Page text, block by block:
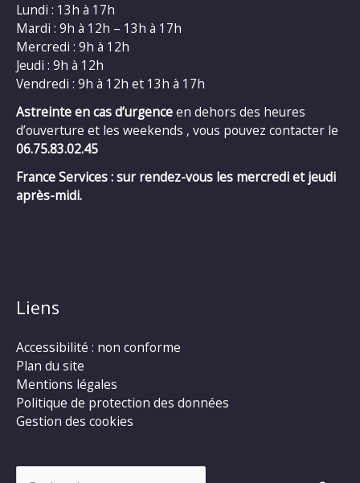
Lundi : 13h à 17h
Mardi : 9h à 12h – 13h à 17h
Mercredi : 9h à 12h
Jeudi : 9h à 12h
Vendredi : 9h à 12h et 13h à 17h
Astreinte en cas d’urgenceen dehors des heures
d’ouverture et les weekends , vous pouvez contacter le
06.75.83.02.45
France Services : sur rendez-vous les mercredi et jeudi
après-midi.
Liens
Accessibilité : non conforme
Plan du site
Mentions légales
Politique de protection des données
Gestion des cookies